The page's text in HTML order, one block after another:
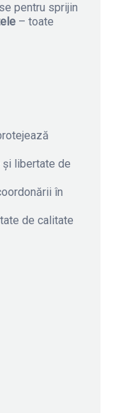
pentru sprijin
– toate
libertate de
în
de calitate